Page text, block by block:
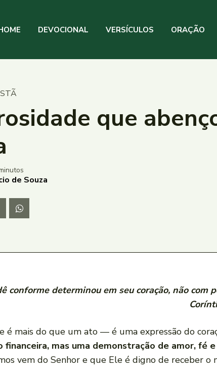
DEVOCIONAL VERSÍCULOS ORAÇÃO
que
de Souza
conforme determinou em seu coração, não
é mais do que um ato — é uma expressão do
financeira, mas uma demonstração de amor, fé
vem do Senhor e que Ele é digno de receber o